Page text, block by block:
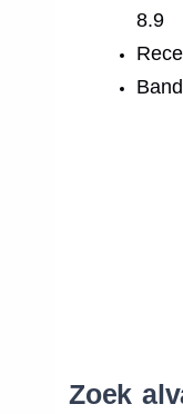
8.9
Zoek